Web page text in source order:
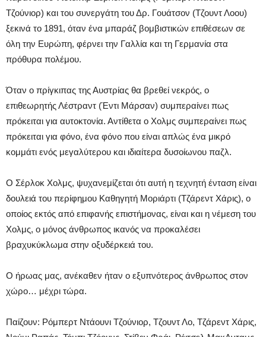
Τζούνιορ) και του συνεργάτη του Δρ. Γουάτσον (Τζουντ Λοου)
ξεκινά το 1891, όταν ένα μπαράζ βομβιστικών επιθέσεων σε
όλη την Ευρώπη, φέρνει την Γαλλία και τη Γερμανία στα
πρόθυρα πολέμου.
Όταν ο πρίγκιπας της Αυστρίας θα βρεθεί νεκρός, ο
επιθεωρητής Λέστραντ (Έντι Μάρσαν) συμπεραίνει πως
πρόκειται για αυτοκτονία. Αντίθετα ο Χολμς συμπεραίνει πως
πρόκειται για φόνο, ένα φόνο που είναι απλώς ένα μικρό
κομμάτι ενός μεγαλύτερου και ιδιαίτερα δυσοίωνου παζλ.
Ο Σέρλοκ Χολμς, ψυχανεμίζεται ότι αυτή η τεχνητή ένταση είναι
δουλειά του περίφημου Καθηγητή Μοριάρτι (Τζάρεντ Χάρις), ο
οποίος εκτός από επιφανής επιστήμονας, είναι και η νέμεση του
Χολμς, ο μόνος άνθρωπος ικανός να προκαλέσει
βραχυκύκλωμα στην οξυδέρκειά του.
Ο ήρωας μας, ανέκαθεν ήταν ο εξυπνότερος άνθρωπος στον
χώρο… μέχρι τώρα.
Παίζουν: Ρόμπερτ Ντάουνι Τζούνιορ, Τζουντ Λο, Τζάρεντ Χάρις,